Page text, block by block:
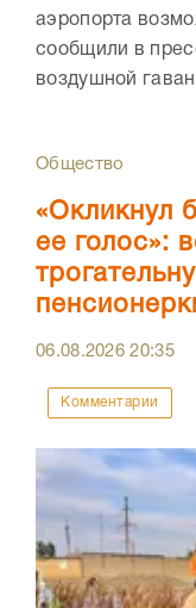
аэропорта
сообщили в
воздушной
Общество
«Окликнул
ее голос»:
06.08.202620:35
Комментарии